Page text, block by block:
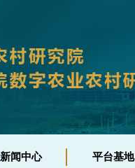
中试生产基地
联合实验室
新闻中心 平台基地